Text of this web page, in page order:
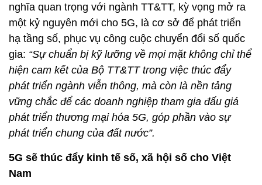
nghĩa quan trọng với ngành TT&TT, kỳ vọng mở ra
một kỷ nguyên mới cho 5G, là cơ sở để phát triển
hạ tầng số, phục vụ công cuộc chuyển đổi số quốc
gia: “Sự chuẩn bị kỹ lưỡng về mọi mặt không chỉ thể
hiện cam kết của Bộ TT&TT trong việc thúc đẩy
phát triển ngành viễn thông, mà còn là nền tảng
vững chắc để các doanh nghiệp tham gia đấu giá
phát triển thương mại hóa 5G, góp phần vào sự
phát triển chung của đất nước”.
5G sẽ thúc đẩy kinh tế số, xã hội số cho Việt
Nam